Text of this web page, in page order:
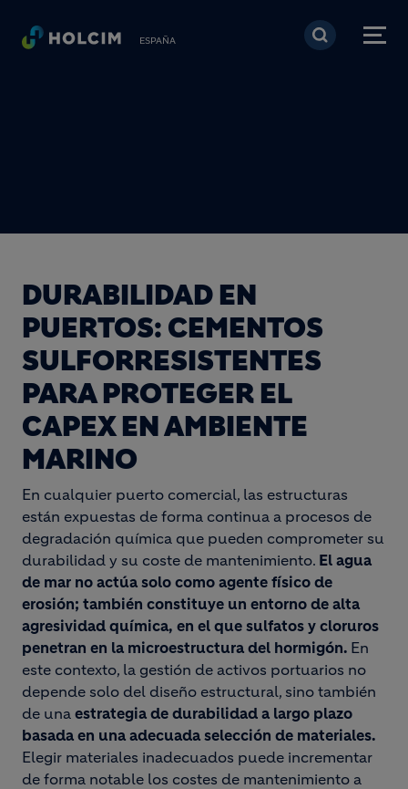
Pasar al contenido
ESPAÑA
DURABILIDAD EN
PUERTOS: CEMENTOS
SULFORRESISTENTES
PARA PROTEGER EL
CAPEX EN AMBIENTE
MARINO
En cualquier puerto comercial, las estructuras
están expuestas de forma continua a procesos de
degradación química que pueden comprometer su
durabilidad y su coste de mantenimiento. El agua
de mar no actúa solo como agente físico de
erosión; también constituye un entorno de alta
agresividad química, en el que sulfatos y cloruros
penetran en la microestructura del hormigón. En
este contexto, la gestión de activos portuarios no
depende solo del diseño estructural, sino también
de una estrategia de durabilidad a largo plazo
basada en una adecuada selección de materiales.
Elegir materiales inadecuados puede incrementar
de forma notable los costes de mantenimiento a